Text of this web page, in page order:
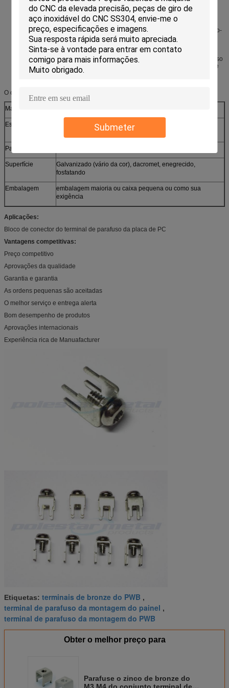
Submeter
Perfil baixo
Estábulo, projeto da nenhum-rocha com característica anti-rotatória
exclusiva
Monta facilmente com quatro pés no pré-perfurado ou perfurou furos
Aceita o fio contínuo ou encalhado Calibre de diâmetro de fios 14-22, friso-
tipo terminais ou
Serido idealmente para o empacotamento do alto densidade
Este a fácil-à-montagem, tipo de múltiplos propósitos terminais do parafuso
é uma alternativa prática, barata ao tipo conectores do parafuso do PC de
borda, uns blocos da barreira, umas placas terminais e umas tiras
O outro serviço feito sob encomenda:
Matéria prima
Especificações
Vário tamanho da forma de acordo com a exigência do
Padrão
Superfície
Galvanizado (vário da cor), dacromet, enegrecido,
fosfatando
Embalagem
embalagem maioria ou caixa pequena ou como sua
exigência
Aplicações:
Bloco de conector do terminal de parafuso da placa de PC
Vantagens competitivas:
Preço competitivo
Aprovações da qualidade
Garantia e garantia
As ordens pequenas são aceitadas
O melhor serviço e entrega alerta
Bom desempenho de produtos
Aprovações internacionais
Experiência rica de Manuafacturer
Etiquetas: terminais de bronze do PWB ,
terminal de parafuso da montagem do painel ,
terminal de parafuso da montagem do PWB
Obter o melhor preço para
Parafuse o zinco de bronze do